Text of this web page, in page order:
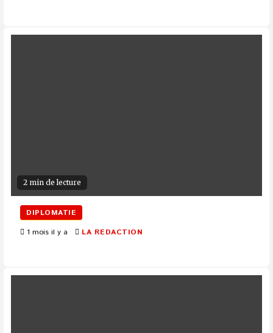
2 min de lecture
DIPLOMATIE
1 mois il y a
LA REDACTION